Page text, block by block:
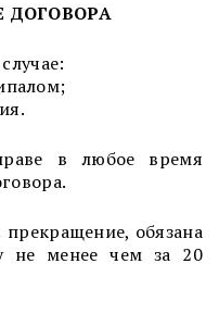
ДОГОВОРА
в любое время
обязана
не менее чем за 20